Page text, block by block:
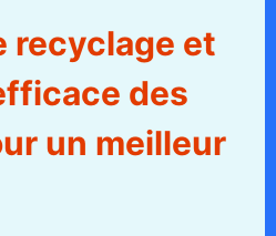
recyclage et
des
un meilleur